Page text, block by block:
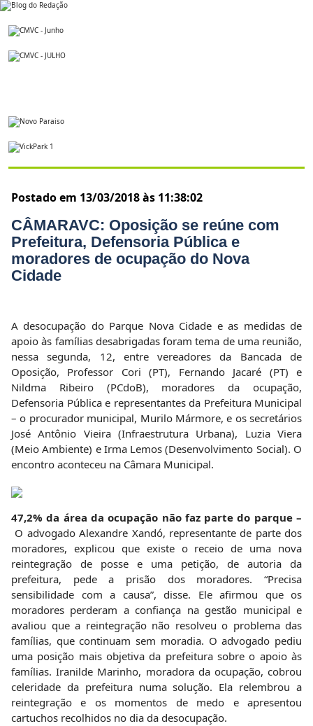
Postado em 13/03/2018 às 11:38:02
CÂMARAVC: Oposição se reúne com
Prefeitura, Defensoria Pública e
moradores de ocupação do Nova
Cidade
A desocupação do Parque Nova Cidade e as medidas de
apoio às famílias desabrigadas foram tema de uma reunião,
nessa segunda, 12, entre vereadores da Bancada de
Oposição, Professor Cori (PT), Fernando Jacaré (PT) e
Nildma Ribeiro (PCdoB), moradores da ocupação,
Defensoria Pública e representantes da Prefeitura Municipal
– o procurador municipal, Murilo Mármore, e os secretários
José Antônio Vieira (Infraestrutura Urbana), Luzia Viera
(Meio Ambiente) e Irma Lemos (Desenvolvimento Social). O
encontro aconteceu na Câmara Municipal.
47,2% da área da ocupação não faz parte do parque –
O advogado Alexandre Xandó, representante de parte dos
moradores, explicou que existe o receio de uma nova
reintegração de posse e uma petição, de autoria da
prefeitura, pede a prisão dos moradores. “Precisa
sensibilidade com a causa”, disse. Ele afirmou que os
moradores perderam a confiança na gestão municipal e
avaliou que a reintegração não resolveu o problema das
famílias, que continuam sem moradia. O advogado pediu
uma posição mais objetiva da prefeitura sobre o apoio às
famílias. Iranilde Marinho, moradora da ocupação, cobrou
celeridade da prefeitura numa solução. Ela relembrou a
reintegração e os momentos de medo e apresentou
cartuchos recolhidos no dia da desocupação.